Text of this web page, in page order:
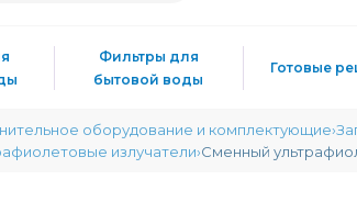
Фильтры для
бытовой воды
Готовые
оборудование и комплектующие
излучатели Сменный